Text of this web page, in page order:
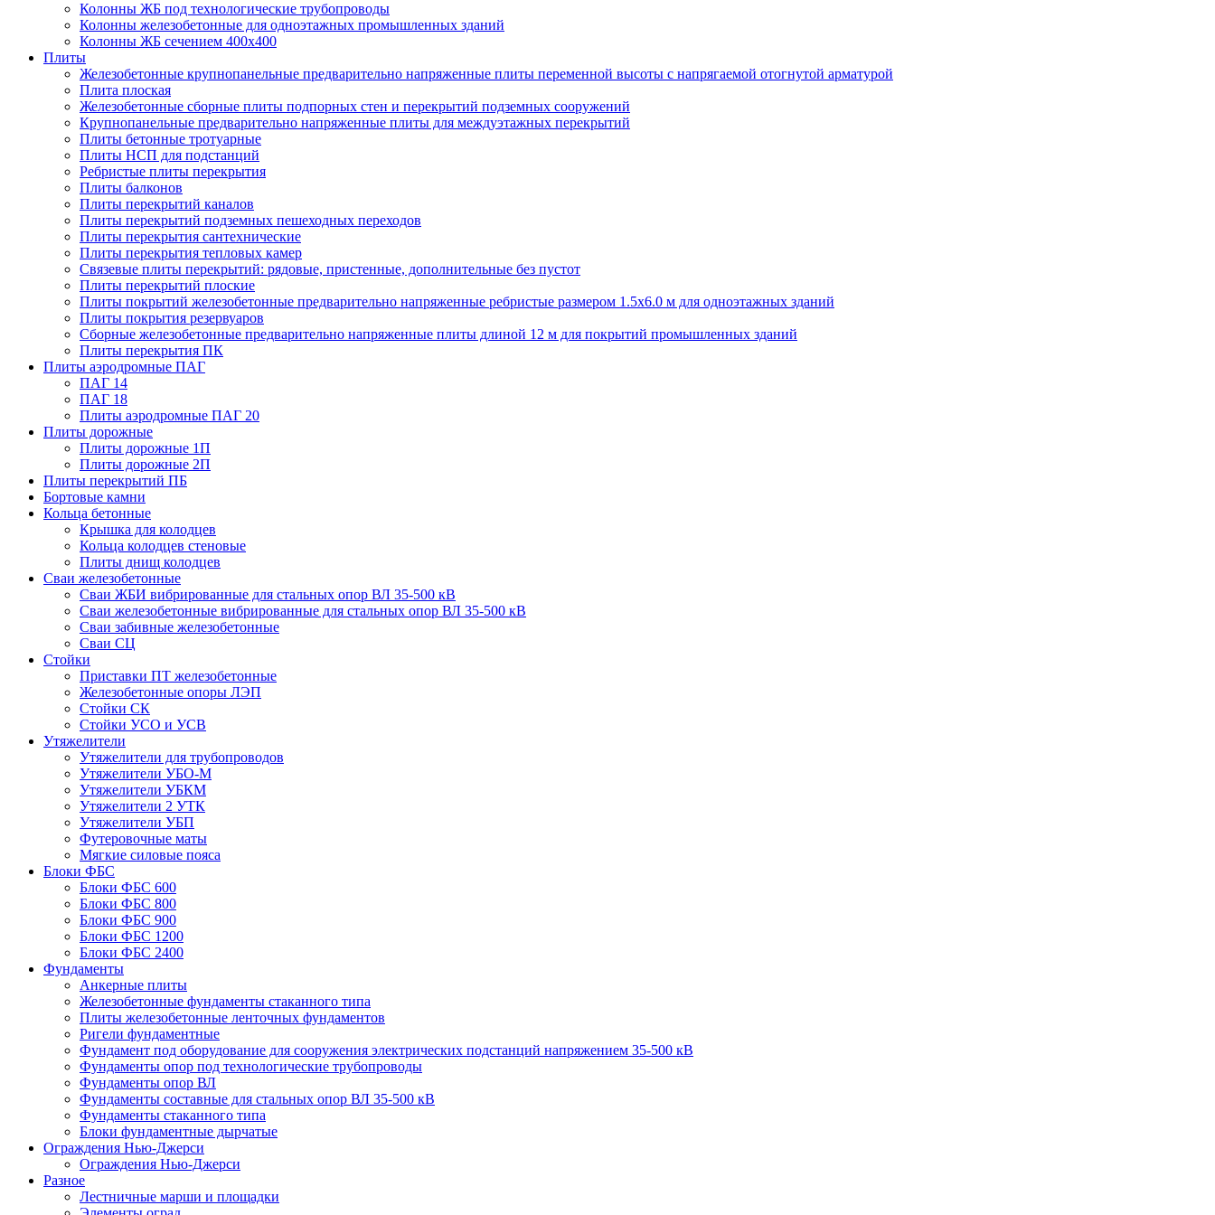
Колонны ЖБ под технологические трубопроводы
Колонны железобетонные для одноэтажных промышленных зданий
Колонны ЖБ сечением 400х400
Плиты
Железобетонные крупнопанельные предварительно напряженные плиты переменной высоты с напрягаемой отогнутой арматурой
Плита плоская
Железобетонные сборные плиты подпорных стен и перекрытий подземных сооружений
Крупнопанельные предварительно напряженные плиты для междуэтажных перекрытий
Плиты бетонные тротуарные
Плиты НСП для подстанций
Ребристые плиты перекрытия
Плиты балконов
Плиты перекрытий каналов
Плиты перекрытий подземных пешеходных переходов
Плиты перекрытия сантехнические
Плиты перекрытия тепловых камер
Связевые плиты перекрытий: рядовые, пристенные, дополнительные без пустот
Плиты перекрытий плоские
Плиты покрытий железобетонные предварительно напряженные ребристые размером 1.5х6.0 м для одноэтажных зданий
Плиты покрытия резервуаров
Сборные железобетонные предварительно напряженные плиты длиной 12 м для покрытий промышленных зданий
Плиты перекрытия ПК
Плиты аэродромные ПАГ
ПАГ 14
ПАГ 18
Плиты аэродромные ПАГ 20
Плиты дорожные
Плиты дорожные 1П
Плиты дорожные 2П
Плиты перекрытий ПБ
Бортовые камни
Кольца бетонные
Крышка для колодцев
Кольца колодцев стеновые
Плиты днищ колодцев
Сваи железобетонные
Сваи ЖБИ вибрированные для стальных опор ВЛ 35-500 кВ
Сваи железобетонные вибрированные для стальных опор ВЛ 35-500 кВ
Сваи забивные железобетонные
Сваи СЦ
Стойки
Приставки ПТ железобетонные
Железобетонные опоры ЛЭП
Стойки СК
Стойки УСО и УСВ
Утяжелители
Утяжелители для трубопроводов
Утяжелители УБО-М
Утяжелители УБКМ
Утяжелители 2 УТК
Утяжелители УБП
Футеровочные маты
Мягкие силовые пояса
Блоки ФБС
Блоки ФБС 600
Блоки ФБС 800
Блоки ФБС 900
Блоки ФБС 1200
Блоки ФБС 2400
Фундаменты
Анкерные плиты
Железобетонные фундаменты стаканного типа
Плиты железобетонные ленточных фундаментов
Ригели фундаментные
Фундамент под оборудование для сооружения электрических подстанций напряжением 35-500 кВ
Фундаменты опор под технологические трубопроводы
Фундаменты опор ВЛ
Фундаменты составные для стальных опор ВЛ 35-500 кВ
Фундаменты стаканного типа
Блоки фундаментные дырчатые
Ограждения Нью-Джерси
Ограждения Нью-Джерси
Разное
Лестничные марши и площадки